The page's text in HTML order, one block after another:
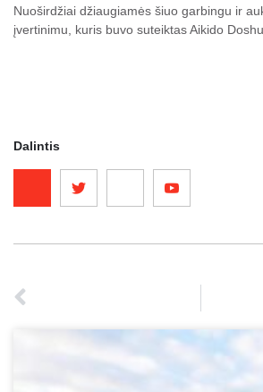
Nuoširdžiai džiaugiamės šiuo garbingu ir
įvertinimu, kuris buvo suteiktas Aikido
Dalintis